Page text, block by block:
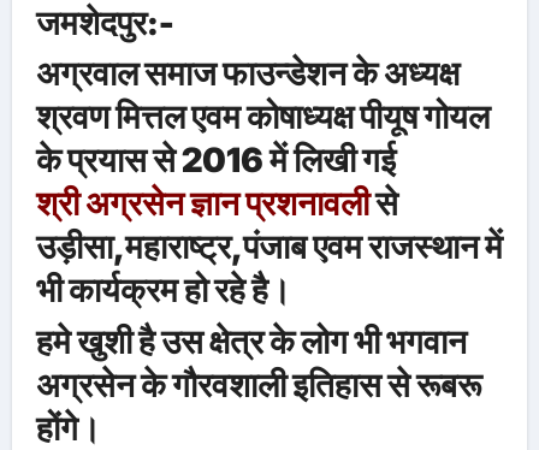
जमशेदपुर:-
अग्रवाल समाज फाउन्डेशन के अध्यक्ष
श्रवण मित्तल एवम कोषाध्यक्ष पीयूष गोयल
के प्रयास से 2016 में लिखी गई
श्री अग्रसेन ज्ञान प्रशनावलीसे
उड़ीसा,महाराष्ट्र,पंजाब एवम राजस्थान में
भी कार्यक्रम हो रहे है।
हमे खुशी है उस क्षेत्र के लोग भी भगवान
अग्रसेन के गौरवशाली इतिहास से रूबरू
होंगे।